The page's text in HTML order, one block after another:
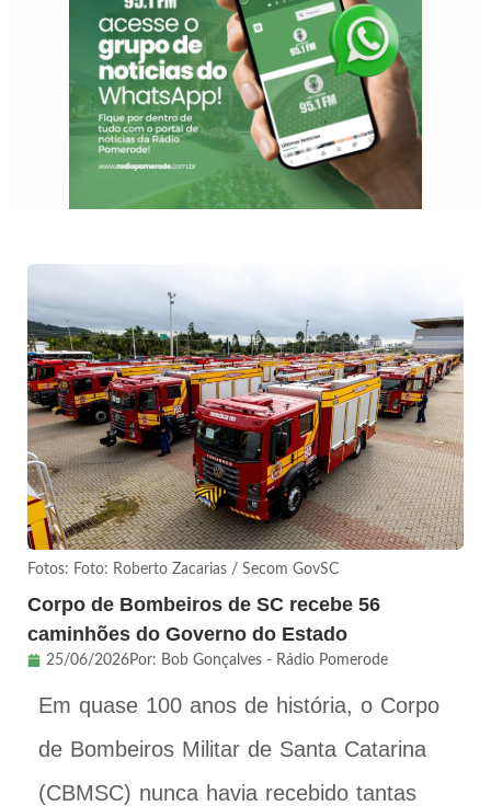
Fotos: Foto: Roberto Zacarias / Secom GovSC
Corpo de Bombeiros de SC recebe 56
caminhões do Governo do Estado
25/06/2026Por: Bob Gonçalves - Rádio Pomerode
Em quase 100 anos de história, o Corpo
de Bombeiros Militar de Santa Catarina
(CBMSC) nunca havia recebido tantas